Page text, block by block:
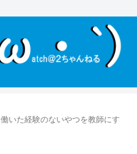
働いた経験のないやつを教師にす